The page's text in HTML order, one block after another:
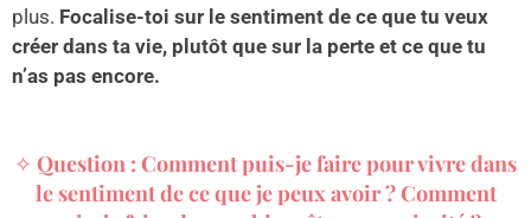
plus. Focalise-toi sur le sentiment de ce que tu veux
créer dans ta vie, plutôt que sur la perte et ce que tu
n’as pas encore.
✧ Question : Comment puis-je faire pour vivre dans
le sentiment de ce que je peux avoir ? Comment